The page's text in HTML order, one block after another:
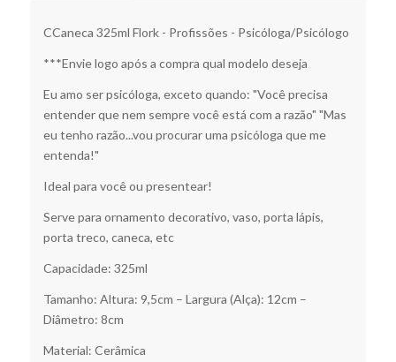
CCaneca 325ml Flork - Profissões - Psicóloga/Psicólogo
***Envie logo após a compra qual modelo deseja
Eu amo ser psicóloga, exceto quando: "Você precisa
entender que nem sempre você está com a razão" "Mas
eu tenho razão...vou procurar uma psicóloga que me
entenda!"
Ideal para você ou presentear!
Serve para ornamento decorativo, vaso, porta lápis,
porta treco, caneca, etc
Capacidade: 325ml
Tamanho: Altura: 9,5cm – Largura (Alça): 12cm –
Diâmetro: 8cm
Material: Cerâmica